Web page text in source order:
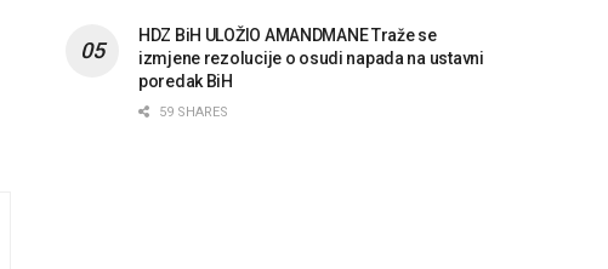
HDZ BiH ULOŽIO AMANDMANE Traže se
izmjene rezolucije o osudi napada na ustavni
poredak BiH
59 SHARES